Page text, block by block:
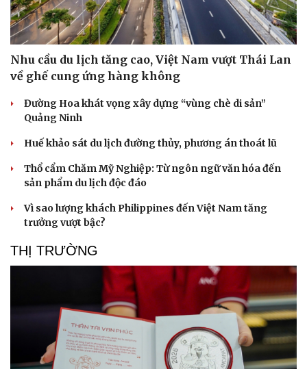
Nhi khoa
Nam khoa
Làm đẹp - giảm cân
Phòng mạch online
Ăn sạch sống khỏe
Nhu cầu du lịch tăng cao, Việt Nam vượt Thái Lan
về ghế cung ứng hàng không
Đường Hoa khát vọng xây dựng “vùng chè di sản”
Quảng Ninh
Huế khảo sát du lịch đường thủy, phương án thoát lũ
Thổ cẩm Chăm Mỹ Nghiệp: Từ ngôn ngữ văn hóa đến
sản phẩm du lịch độc đáo
Vì sao lượng khách Philippines đến Việt Nam tăng
trưởng vượt bậc?
THỊ TRƯỜNG